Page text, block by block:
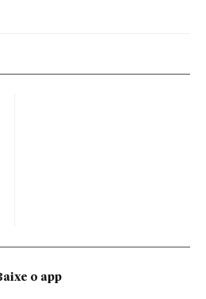
o app